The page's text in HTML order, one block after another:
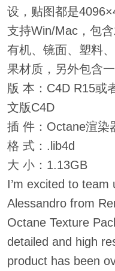
设，贴图都是
支持Win/Mac，包
有机、镜面、塑料
果材质，另外包含
版 本：C4D R15或
文版C4D
插 件：Octane渲染
格 式：.lib4d
大 小：1.13GB
I’m excited to team
Alessandro from
Octane Texture
detailed and high
product has been